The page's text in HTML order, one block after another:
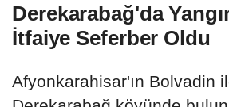
Derekarabağ'da
İtfaiye Seferber Oldu
Afyonkarahisar'ın Bolvadin